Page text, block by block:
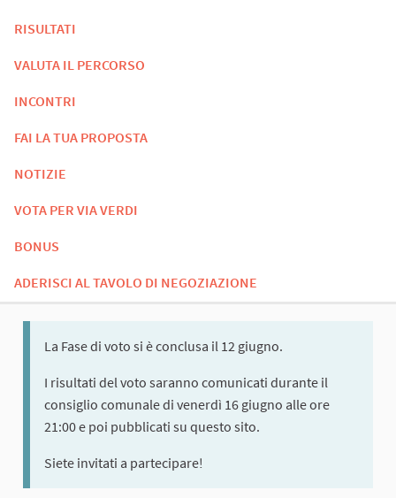
RISULTATI
VALUTA IL PERCORSO
INCONTRI
FAI LA TUA PROPOSTA
NOTIZIE
VOTA PER VIA VERDI
BONUS
ADERISCI AL TAVOLO DI NEGOZIAZIONE
La Fase di voto si è conclusa il 12 giugno.
I risultati del voto saranno comunicati durante il
consiglio comunale di venerdì 16 giugno alle ore
21:00 e poi pubblicati su questo sito.
Siete invitati a partecipare!